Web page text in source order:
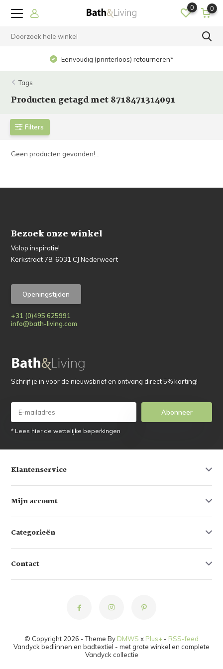
0 0
Eenvoudig (printerloos) retourneren*
Tags
Producten getagd met 8718471314091
Filters
Geen producten gevonden!...
Bezoek onze winkel
Volop inspiratie!
Kerkstraat 78, 6031 CJ Nederweert
Openingstijden
+31 (0)495 625991
info@bath-living.com
Schrijf je in voor de nieuwsbrief en ontvang direct 5% korting!
Abonneer
* Lees hier de wettelijke beperkingen
Klantenservice
Mijn account
Categorieën
Contact
© Copyright 2026 - Theme By DMWS x Plus+ - RSS-feed
Vandyck bedlinnen en badtextiel - met grote winkel en complete
Vandyck collectie